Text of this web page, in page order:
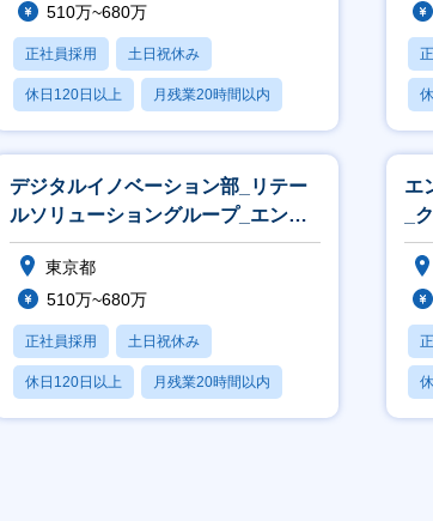
510万~680万
正社員採用 土日祝休み
休日120日以上 月残業20時間以内
賞与あり
デジタルイノベーション部_リテー
ルソリューショングループ_エンジ
ニア
東京都
510万~680万
正社員採用 土日祝休み
休日120日以上 月残業20時間以内
賞与あり
エ
_
プ